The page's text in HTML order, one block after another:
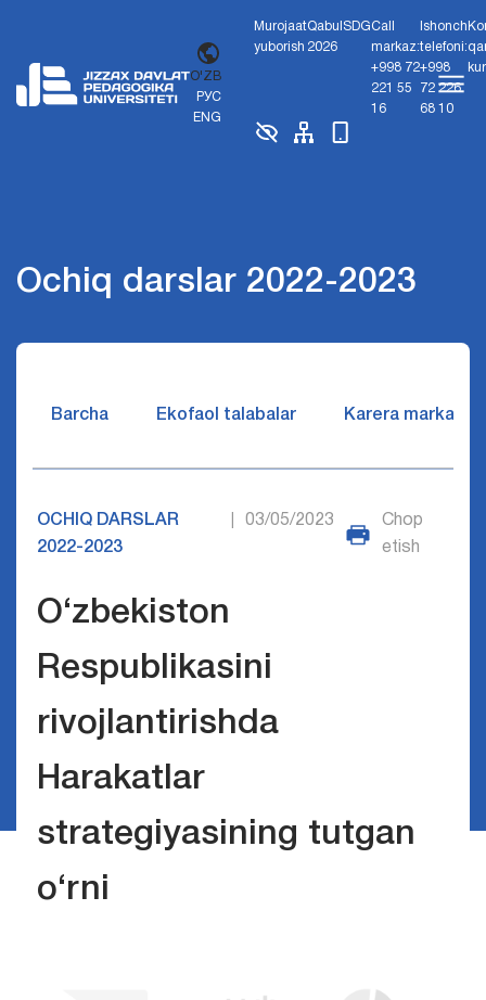
O'ZB
РУС
ENG
Murojaat
yuborish
Qabul
2026
SDGCall
markaz:
+998 72
221 55
16
Ishonch
telefoni:
+998
72 226
68 10
Ochiq darslar 2022-2023
Barcha Ekofaol talabalar Karera markazi
OCHIQ DARSLAR
2022-2023
03/05/2023
Chop
etish
O‘zbekiston
Respublikasini
rivojlantirishda
Harakatlar
strategiyasining tutgan
o‘rni